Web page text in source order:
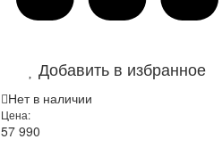
Добавить в избранное
Нет в наличии
Цена:
57 990